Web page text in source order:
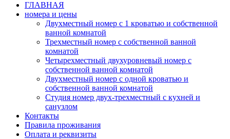
ГЛАВНАЯ
номера и цены
Двухместный номер с 1 кроватью и собственной
ванной комнатой
Трехместный номер с собственной ванной
комнатой
Четырехместный двухуровневый номер с
собственной ванной комнатой
Двухместный номер с одной кроватью и
собственной ванной комнатой
Студия номер двух-трехместный с кухней и
санузлом
Контакты
Правила проживания
Оплата и реквизиты